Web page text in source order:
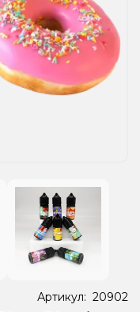
Артикул: 20902